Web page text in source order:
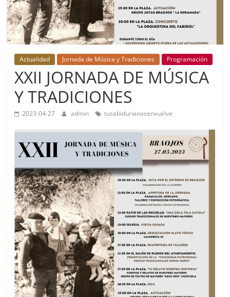
Actualidad Jornada de Música y Tradiciones Programación
XXII JORNADA DE MÚSICA
Y TRADICIONES
2023-04-27 admin tusabidurianosenvuelve